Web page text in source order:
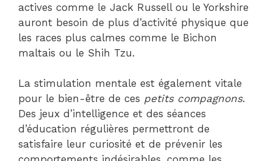
actives comme le Jack Russell ou le Yorkshire
auront besoin de plus d’activité physique que
les races plus calmes comme le Bichon
maltais ou le Shih Tzu.
La stimulation mentale est également vitale
pour le bien-être de ces petits compagnons.
Des jeux d’intelligence et des séances
d’éducation régulières permettront de
satisfaire leur curiosité et de prévenir les